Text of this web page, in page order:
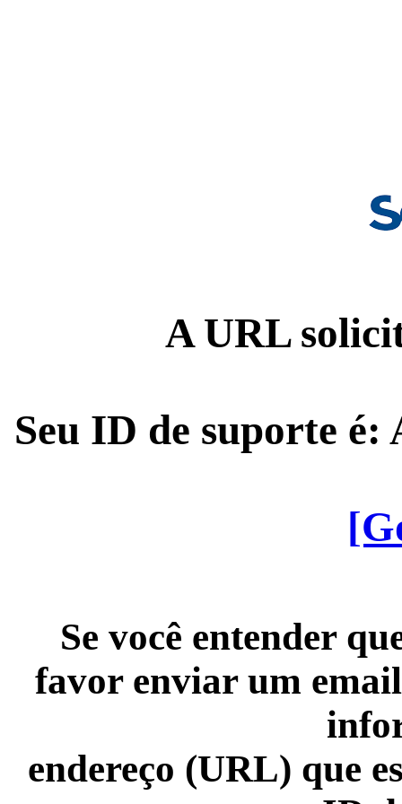
A URL
Seu ID de suporte é:
Se você entender
favor enviar um
endereço (URL) que